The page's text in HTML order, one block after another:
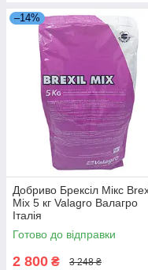
–14%
Добриво Брексіл Мікс
Mix 5 кг Valagro Валагро
Італія
Готово до відправки
2 800 ₴ 3 248 ₴